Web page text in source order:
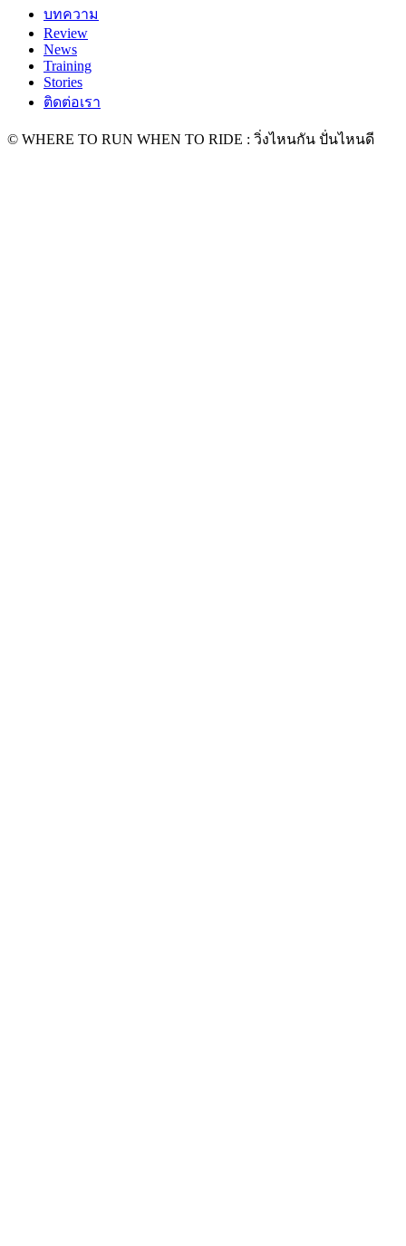
บทความ
Review
News
Training
Stories
ติดต่อเรา
© WHERE TO RUN WHEN TO RIDE : วิ่งไหนกัน ปั่นไหนดี